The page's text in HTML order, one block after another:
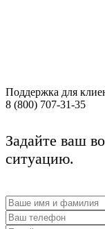
Поддержка для
8 (800) 707-31-35
Задайте ваш
ситуацию.